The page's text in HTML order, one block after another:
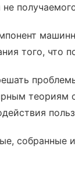
не
того, что
теориям
собранные